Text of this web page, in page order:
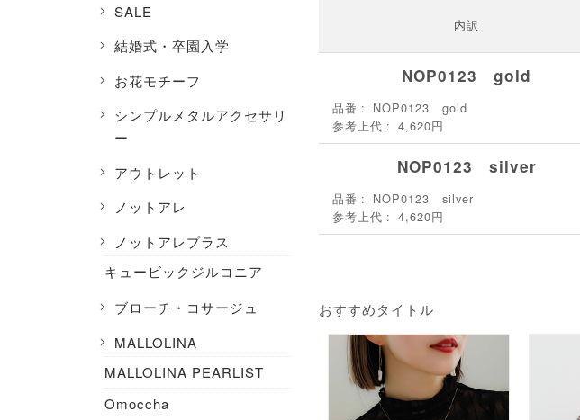
内訳
NOP0123 gold
品番
NOP0123 gold
参考上代
4,620円
NOP0123 silver
品番
NOP0123 silver
参考上代
4,620円
おすすめタイトル
SALE
結婚式・卒園入学
お花モチーフ
シンプルメタルアクセサリ
ー
アウトレット
ノットアレ
ノットアレプラス
キュービックジルコニア
ブローチ・コサージュ
MALLOLINA
MALLOLINA PEARLIST
Omoccha